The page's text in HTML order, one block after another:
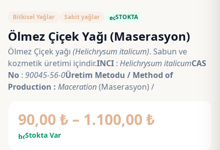
Bitkisel Yağlar Sabit yağlar ecoSTOKTA
Ölmez Çiçek Yağı (Maserasyon)
Ölmez Çiçek yağı (Helichrysum italicum). Sabun ve
kozmetik üretimi içindir.INCI : Helichrysum italicumCAS
No : 90045-56-0Üretim Metodu / Method of
Production : Maceration(Maserasyon) /
90,00 ₺ – 1.100,00 ₺Fiyat
boltStokta Var